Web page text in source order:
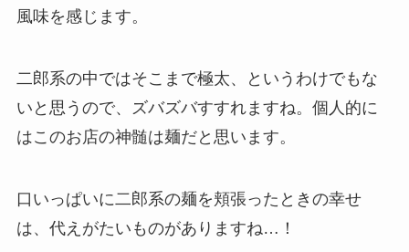
風味を感じます。
二郎系の中ではそこまで極太、というわけでもな
いと思うので、ズバズバすすれますね。個人的に
はこのお店の神髄は麺だと思います。
口いっぱいに二郎系の麺を頬張ったときの幸せ
は、代えがたいものがありますね…！